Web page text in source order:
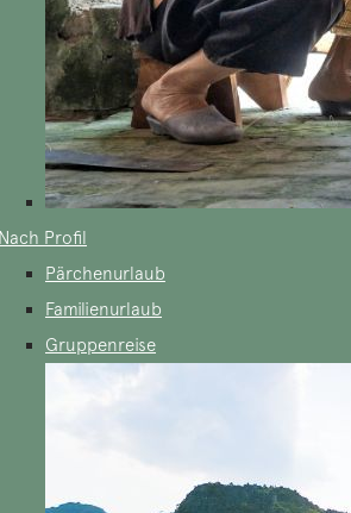
Nach Profil
Pärchenurlaub
Familienurlaub
Gruppenreise